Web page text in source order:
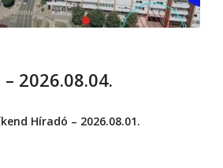
2026.08.04.
Híradó – 2026.08.01.